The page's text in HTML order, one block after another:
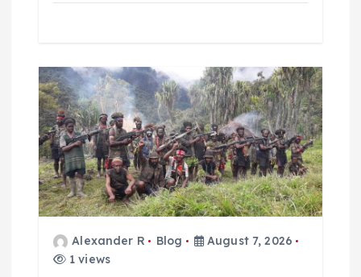
Alexander R Blog
August 7, 2026
1 views